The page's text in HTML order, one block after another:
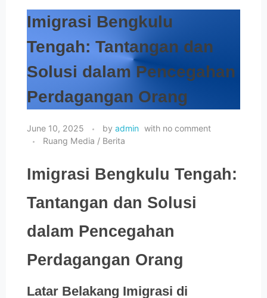
ADUAN / PENGADUAN
Imigrasi Bengkulu
Tengah: Tantangan dan
Solusi dalam Pencegahan
Perdagangan Orang
June 10, 2025 by admin with no comment
Ruang Media / Berita
Imigrasi Bengkulu Tengah:
Tantangan dan Solusi
dalam Pencegahan
Perdagangan Orang
Latar Belakang Imigrasi di